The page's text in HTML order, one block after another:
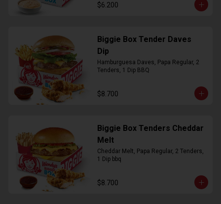
$6.200
Biggie Box Tender Daves
Dip
Hamburguesa Daves, Papa Regular, 2
Tenders, 1 Dip BBQ
$8.700
Biggie Box Tenders Cheddar
Melt
Cheddar Melt, Papa Regular, 2 Tenders,
1 Dip bbq
$8.700